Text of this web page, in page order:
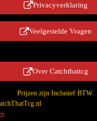
Privacyverklaring
Veelgestelde Vragen
Over Catchthattcg
Prijzen zijn Inclusief BTW